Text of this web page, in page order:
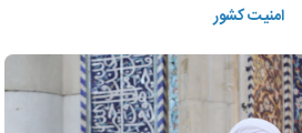
امنیت کشور